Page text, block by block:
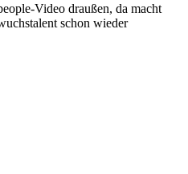
Video draußen, da macht
schon wieder